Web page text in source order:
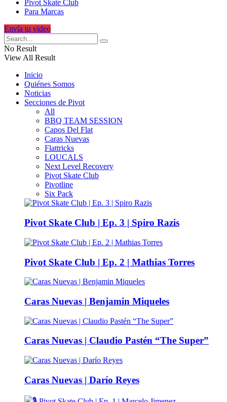
Pivot Skate Club
Para Marcas
Envía tu video
No Result
View All Result
Inicio
Quiénes Somos
Noticias
Secciones de Pivot
All
BBQ TEAM SESSION
Capos Del Flat
Caras Nuevas
Flattricks
LOUCALS
Next Level Recovery
Pivot Skate Club
Pivotline
Six Pack
Pivot Skate Club | Ep. 3 | Spiro Razis
Pivot Skate Club | Ep. 2 | Mathias Torres
Caras Nuevas | Benjamin Miqueles
Caras Nuevas | Claudio Pastén “The Super”
Caras Nuevas | Darío Reyes